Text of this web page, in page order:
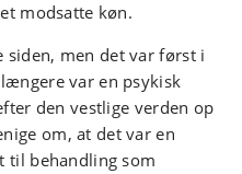
modsatte køn.
men det var først i
var en psykisk
den vestlige verden op
om, at det var en
til behandling som